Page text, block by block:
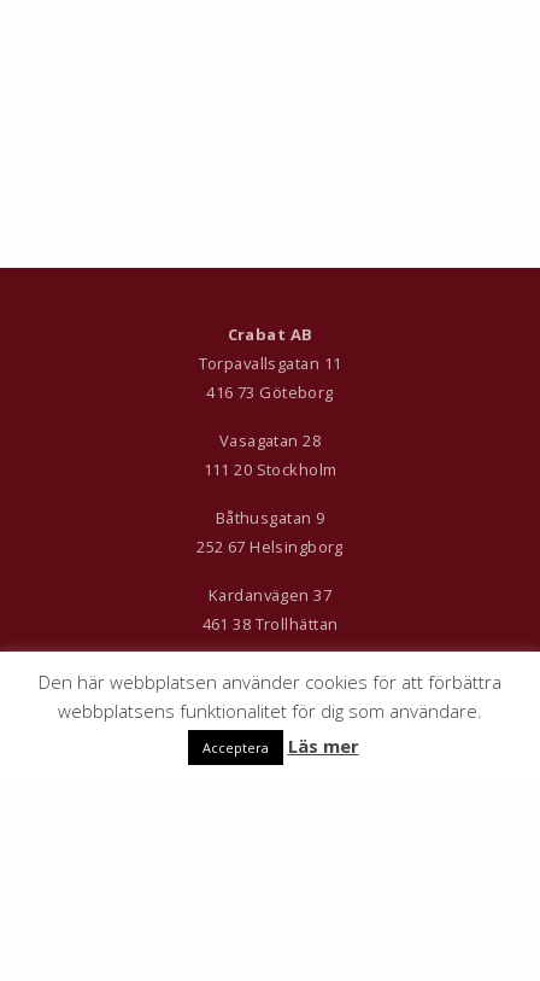
Crabat AB
Torpavallsgatan 11
416 73 Göteborg
Vasagatan 28
111 20 Stockholm
Båthusgatan 9
252 67 Helsingborg
Kardanvägen 37
461 38 Trollhättan
Den här webbplatsen använder cookies för att förbättra
webbplatsens funktionalitet för dig som användare.
Acceptera Läs mer